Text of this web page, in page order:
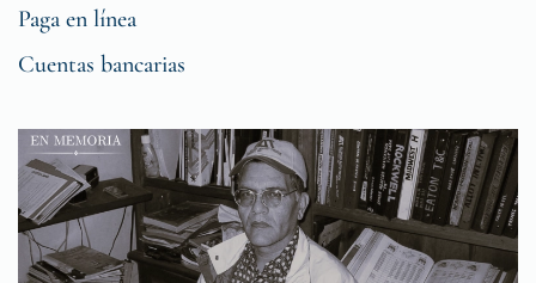
Paga en línea
Cuentas bancarias